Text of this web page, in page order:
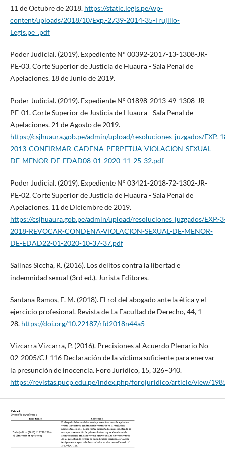
11 de Octubre de 2018. https://static.legis.pe/wp-
content/uploads/2018/10/Exp.-2739-2014-35-Trujillo-
Legis.pe_.pdf
Poder Judicial. (2019). Expediente N° 00392-2017-13-1308-JR-
PE-03. Corte Superior de Justicia de Huaura - Sala Penal de
Apelaciones. 18 de Junio de 2019.
Poder Judicial. (2019). Expediente N° 01898-2013-49-1308-JR-
PE-01. Corte Superior de Justicia de Huaura - Sala Penal de
Apelaciones. 21 de Agosto de 2019.
https://csjhuaura.gob.pe/admin/upload/resoluciones_juzgados/EXP.-
2013-CONFIRMAR-CADENA-PERPETUA-VIOLACION-SEXUAL-
DE-MENOR-DE-EDAD08-01-2020-11-25-32.pdf
Poder Judicial. (2019). Expediente N° 03421-2018-72-1302-JR-
PE-02. Corte Superior de Justicia de Huaura - Sala Penal de
Apelaciones. 11 de Diciembre de 2019.
https://csjhuaura.gob.pe/admin/upload/resoluciones_juzgados/EXP.-
2018-REVOCAR-CONDENA-VIOLACION-SEXUAL-DE-MENOR-
DE-EDAD22-01-2020-10-37-37.pdf
Salinas Siccha, R. (2016). Los delitos contra la libertad e
indemnidad sexual (3rd ed.). Jurista Editores.
Santana Ramos, E. M. (2018). El rol del abogado ante la ética y el
ejercicio profesional. Revista de La Facultad de Derecho, 44, 1–
28. https://doi.org/10.22187/rfd2018n44a5
Vizcarra Vizcarra, P. (2016). Precisiones al Acuerdo Plenario No
02-2005/CJ-116 Declaración de la víctima suficiente para enervar
la presunción de inocencia. Foro Jurídico, 15, 326–340.
https://revistas.pucp.edu.pe/index.php/forojuridico/article/view/